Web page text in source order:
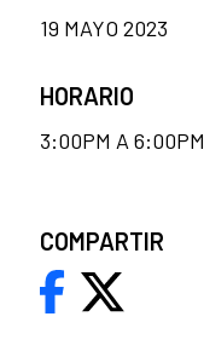
19 MAYO 2023
HORARIO
3:00PM A 6:00PM
COMPARTIR